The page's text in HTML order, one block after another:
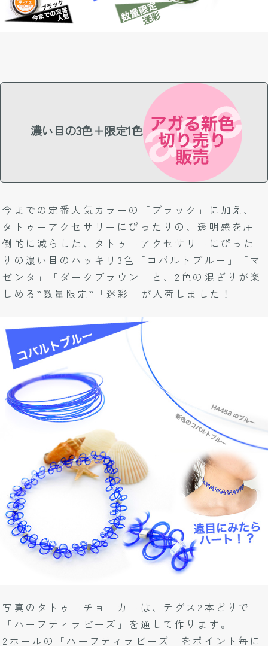
濃い目の3色＋限定1色
今までの定番人気カラーの「ブラック」に加え、
タトゥーアクセサリーにぴったりの、透明感を圧
倒的に減らした、タトゥーアクセサリーにぴった
りの濃い目のハッキリ3色「コバルトブルー」「マ
ゼンタ」「ダークブラウン」と、2色の混ざりが楽
しめる”数量限定”「迷彩」が入荷しました！
写真のタトゥーチョーカーは、テグス2本どりで
「ハーフティラビーズ」を通して作ります。
2ホールの「ハーフティラビーズ」をポイント毎に